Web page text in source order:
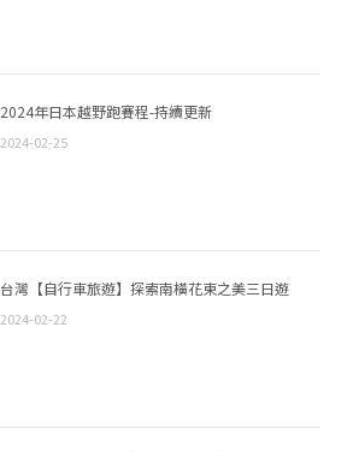
2024年日本越野跑賽程-持續更新
2024-02-25
台灣【自行車旅遊】探索南橫花東之美三日遊
2024-02-22